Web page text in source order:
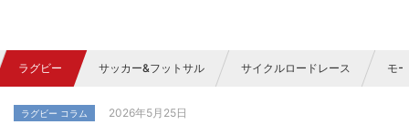
ラグビー サッカー&フットサル サイクルロードレース モ
ラグビー コラム 2026年5月25日